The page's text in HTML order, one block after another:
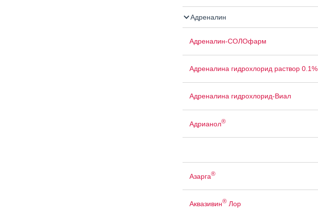
Адреналин
Адреналин-СОЛОфарм
Адреналина гидрохлорид раствор 0.1%
Адреналина гидрохлорид-Виал
Адрианол®
Азарга®
Аквазивин®Лор